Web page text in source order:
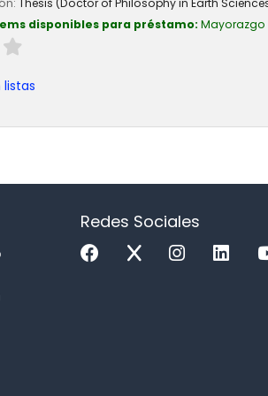
Thesis (Doctor of Philosophy in Earth
disponibles para préstamo: Mayorazgo
listas
Redes Sociales